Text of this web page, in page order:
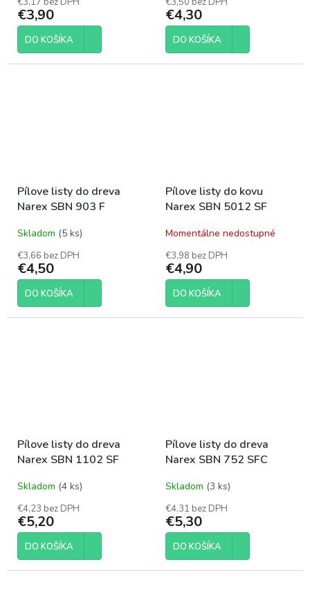
€3,90
DO KOŠÍKA
€4,30
DO KOŠÍKA
Pílove listy do dreva
Narex SBN 903 F
Skladom (5 ks)
€3,66 bez DPH
€4,50
DO KOŠÍKA
Pílove listy do kovu
Narex SBN 5012 SF
Momentálne nedostupné
€3,98 bez DPH
€4,90
DO KOŠÍKA
Pílove listy do dreva
Narex SBN 1102 SF
Skladom (4 ks)
€4,23 bez DPH
€5,20
DO KOŠÍKA
Pílove listy do dreva
Narex SBN 752 SFC
Skladom (3 ks)
€4,31 bez DPH
€5,30
DO KOŠÍKA